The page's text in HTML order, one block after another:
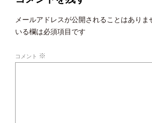
メールアドレスが公開されることはありま
いる欄は必須項目です
コメント ※